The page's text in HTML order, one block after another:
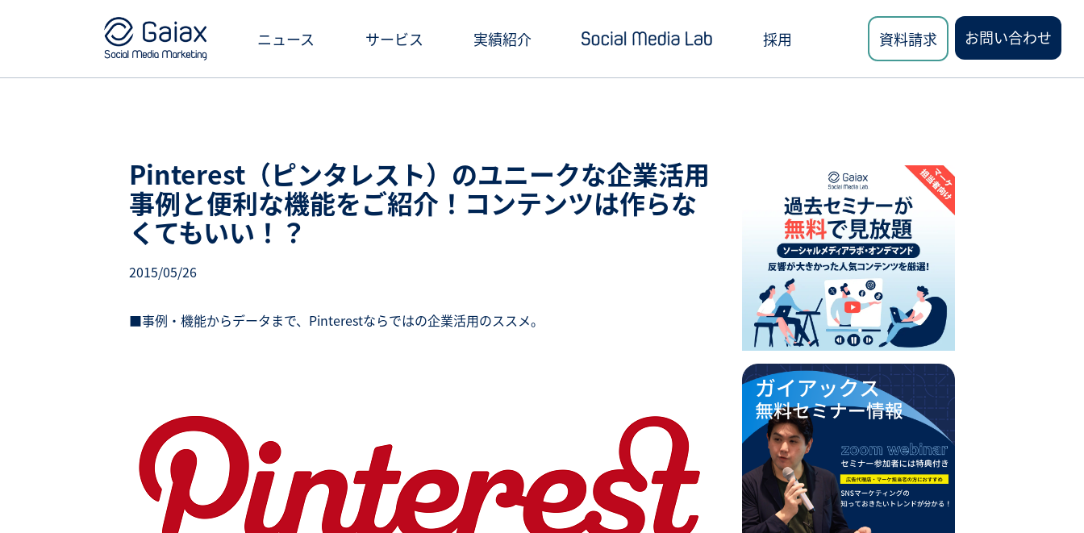
ニュース サービス
クリエイティブ制作・撮影
SNS投稿キャンペーン
実績紹介
お役立ち資料ダウンロード
Social Media Lab講座
採用 資料請求 お問い合わせ
Pinterest（ピンタレスト）のユニークな企業活用
事例と便利な機能をご紹介！コンテンツは作らな
くてもいい！？
2015/05/26
■事例・機能からデータまで、Pinterestならではの企業活用のススメ。